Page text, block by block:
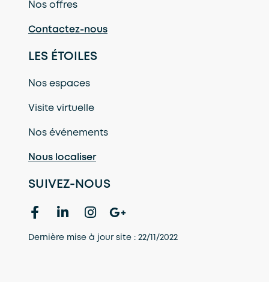
Nos offres
Contactez-nous
LES ÉTOILES
Nos espaces
Visite virtuelle
Nos événements
Nous localiser
SUIVEZ-NOUS
Dernière mise à jour site : 22/11/2022